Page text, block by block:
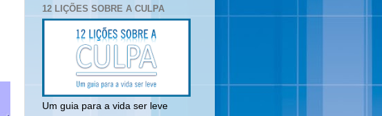
12 LIÇÕES SOBRE A CULPA
Um guia para a vida ser leve